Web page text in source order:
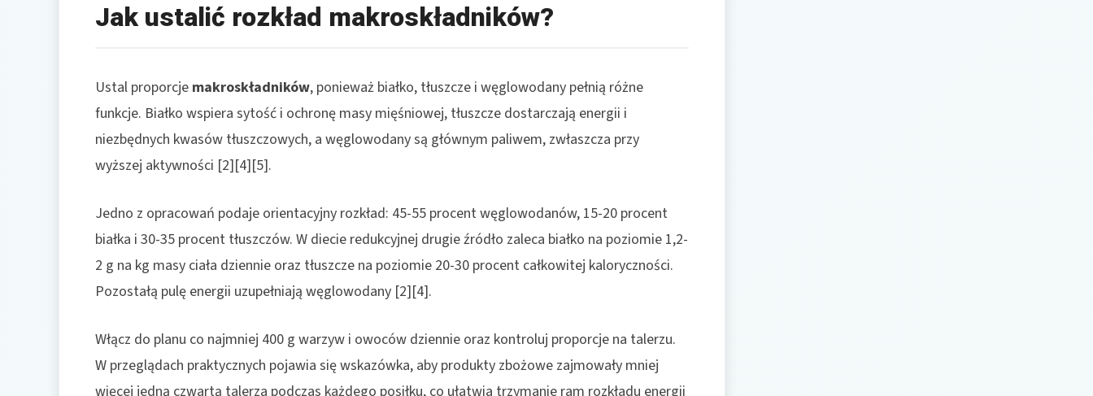
Jak ustalić rozkład makroskładników?
Ustal proporcje makroskładników, ponieważ białko, tłuszcze i węglowodany pełnią różne
funkcje. Białko wspiera sytość i ochronę masy mięśniowej, tłuszcze dostarczają energii i
niezbędnych kwasów tłuszczowych, a węglowodany są głównym paliwem, zwłaszcza przy
wyższej aktywności [2][4][5].
Jedno z opracowań podaje orientacyjny rozkład: 45-55 procent węglowodanów, 15-20 procent
białka i 30-35 procent tłuszczów. W diecie redukcyjnej drugie źródło zaleca białko na poziomie 1,2-
2 g na kg masy ciała dziennie oraz tłuszcze na poziomie 20-30 procent całkowitej kaloryczności.
Pozostałą pulę energii uzupełniają węglowodany [2][4].
Włącz do planu co najmniej 400 g warzyw i owoców dziennie oraz kontroluj proporcje na talerzu.
W przeglądach praktycznych pojawia się wskazówka, aby produkty zbożowe zajmowały mniej
więcej jedną czwartą talerza podczas każdego posiłku, co ułatwia trzymanie ram rozkładu energii